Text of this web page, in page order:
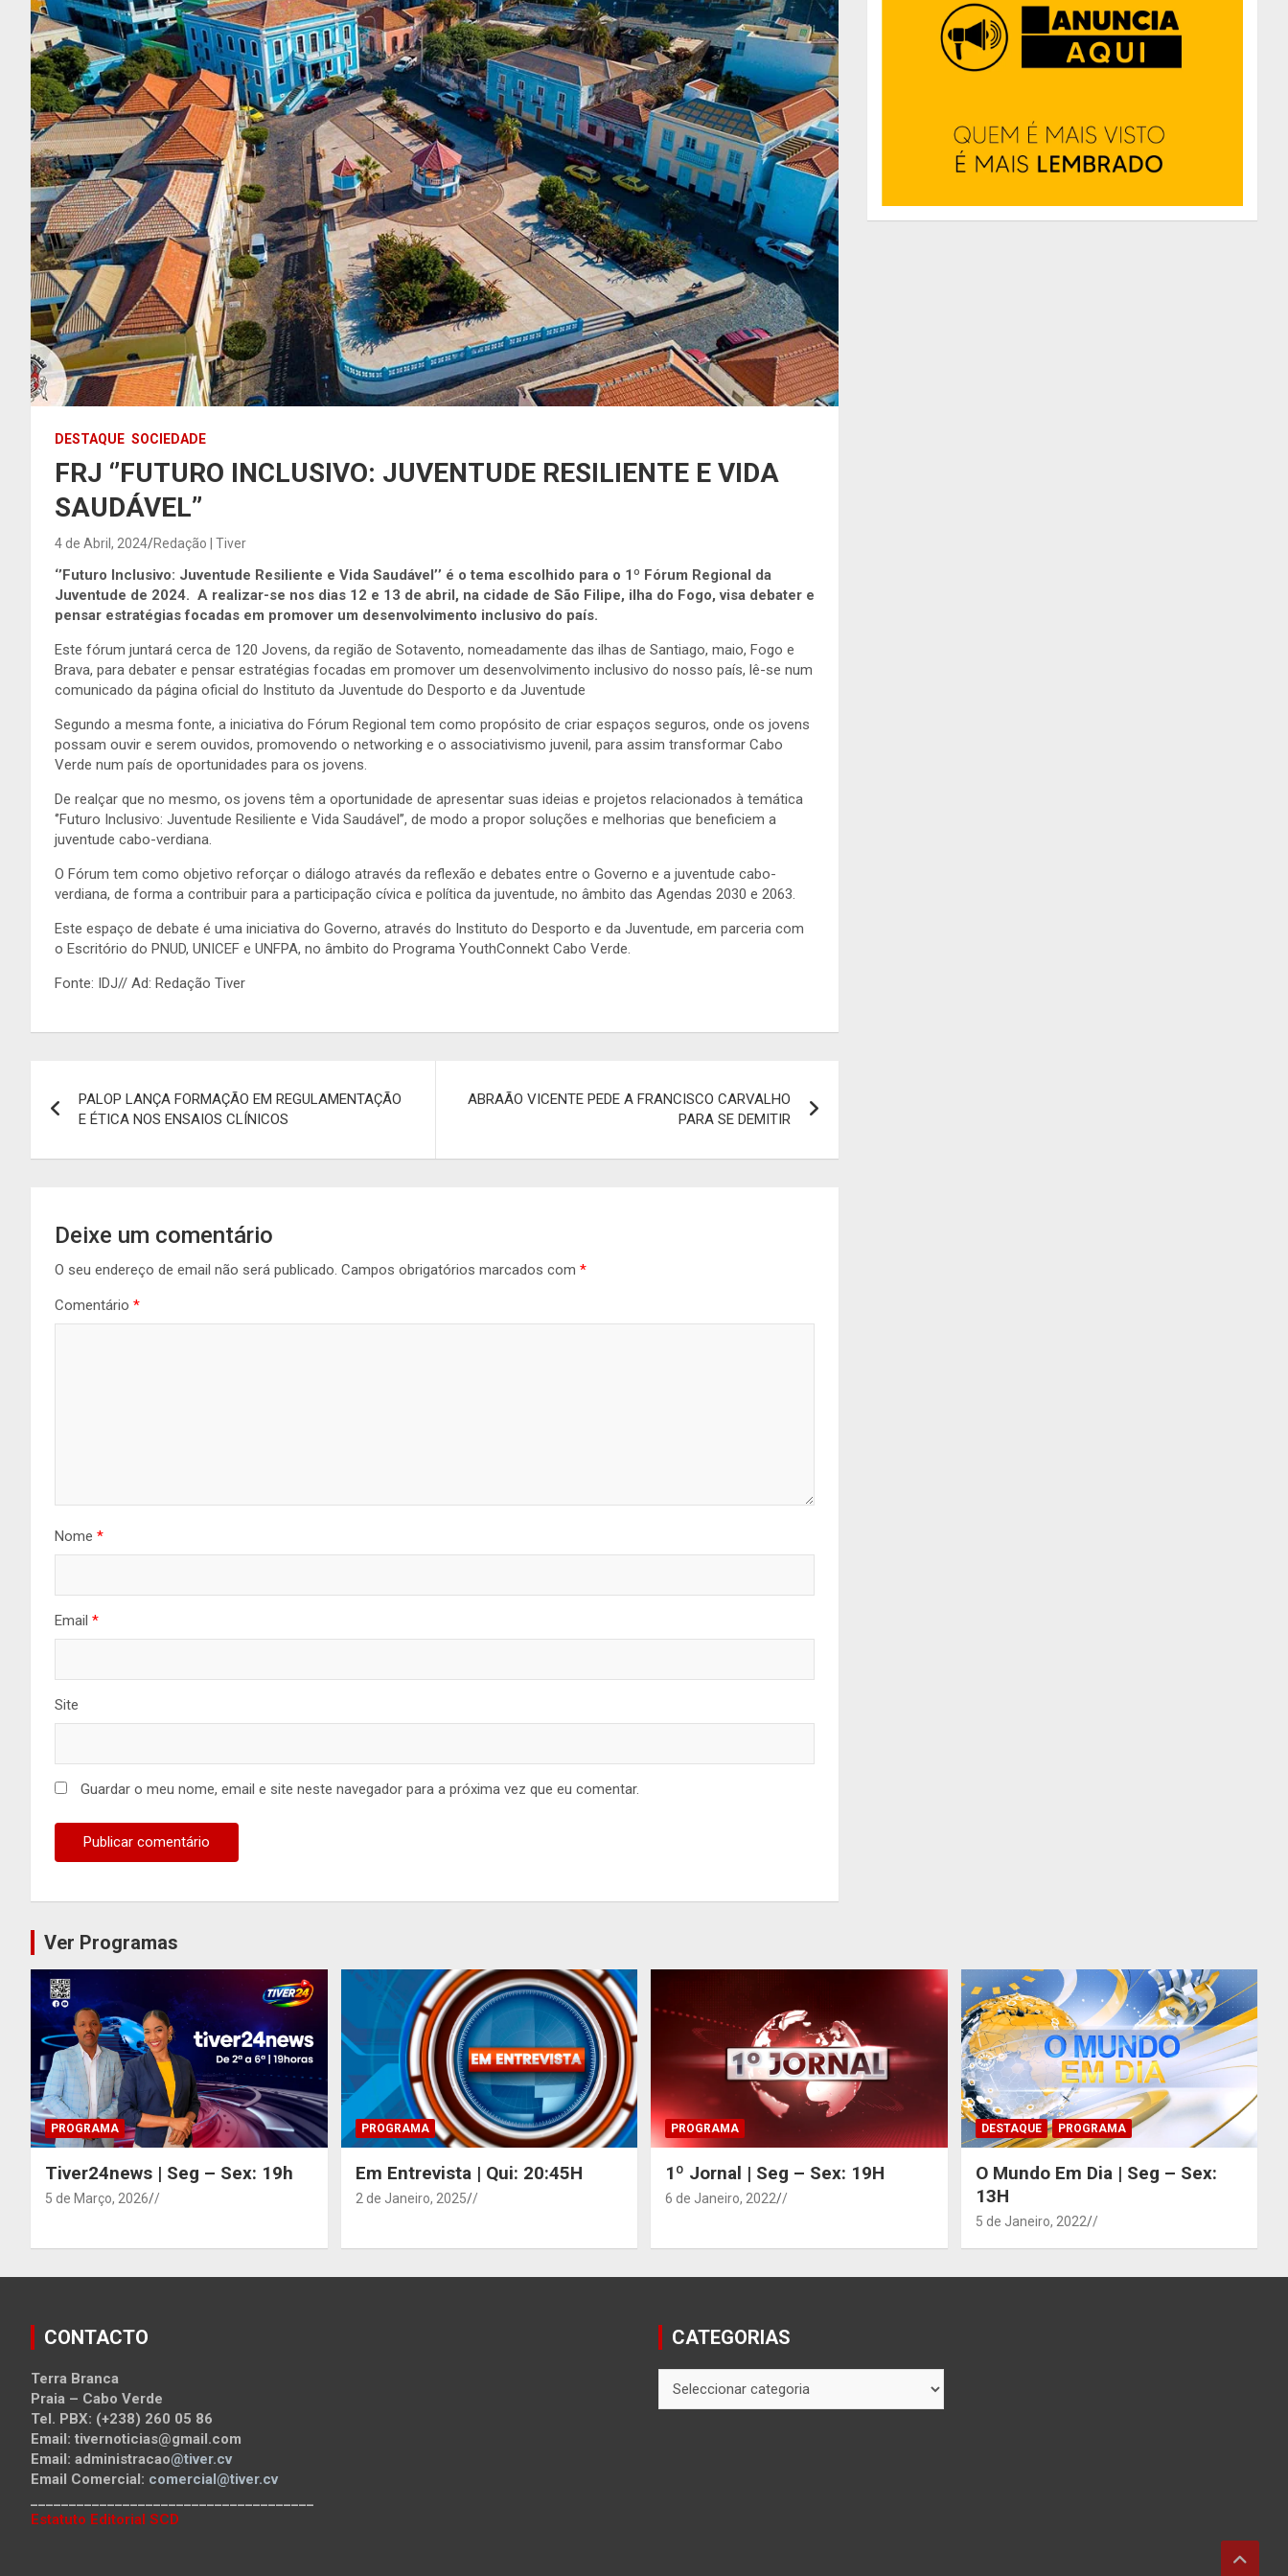
DESTAQUE SOCIEDADE
FRJ ‘’FUTURO INCLUSIVO: JUVENTUDE RESILIENTE E VIDA
SAUDÁVEL’’
4 de Abril, 2024 Redação | Tiver
‘’Futuro Inclusivo: Juventude Resiliente e Vida Saudável’’ é o tema escolhido para o 1º Fórum Regional da
Juventude de 2024. A realizar-se nos dias 12 e 13 de abril, na cidade de São Filipe, ilha do Fogo, visa debater e
pensar estratégias focadas em promover um desenvolvimento inclusivo do país.
Este fórum juntará cerca de 120 Jovens, da região de Sotavento, nomeadamente das ilhas de Santiago, maio, Fogo e
Brava, para debater e pensar estratégias focadas em promover um desenvolvimento inclusivo do nosso país, lê-se num
comunicado da página oficial do Instituto da Juventude do Desporto e da Juventude
Segundo a mesma fonte, a iniciativa do Fórum Regional tem como propósito de criar espaços seguros, onde os jovens
possam ouvir e serem ouvidos, promovendo o networking e o associativismo juvenil, para assim transformar Cabo
Verde num país de oportunidades para os jovens.
De realçar que no mesmo, os jovens têm a oportunidade de apresentar suas ideias e projetos relacionados à temática
‘’Futuro Inclusivo: Juventude Resiliente e Vida Saudável’’, de modo a propor soluções e melhorias que beneficiem a
juventude cabo-verdiana.
O Fórum tem como objetivo reforçar o diálogo através da reflexão e debates entre o Governo e a juventude cabo-
verdiana, de forma a contribuir para a participação cívica e política da juventude, no âmbito das Agendas 2030 e 2063.
Este espaço de debate é uma iniciativa do Governo, através do Instituto do Desporto e da Juventude, em parceria com
o Escritório do PNUD, UNICEF e UNFPA, no âmbito do Programa YouthConnekt Cabo Verde.
Fonte: IDJ// Ad: Redação Tiver
de
artigos
PALOP LANÇA FORMAÇÃO EM REGULAMENTAÇÃO
E ÉTICA NOS ENSAIOS CLÍNICOS
ABRAÃO VICENTE PEDE A FRANCISCO CARVALHO
PARA SE DEMITIR
Deixe um comentário
O seu endereço de email não será publicado. Campos obrigatórios marcados com *
Comentário *
Nome *
Email *
Site
Guardar o meu nome, email e site neste navegador para a próxima vez que eu comentar.
Ver Programas
PROGRAMA
Tiver24news | Seg – Sex: 19h
5 de Março, 2026 /
PROGRAMA
Em Entrevista | Qui: 20:45H
2 de Janeiro, 2025 /
PROGRAMA
1º Jornal | Seg – Sex: 19H
6 de Janeiro, 2022 /
DESTAQUE PROGRAMA
O Mundo Em Dia | Seg – Sex:
13H
5 de Janeiro, 2022 /
CONTACTO
Terra Branca
Praia – Cabo Verde
Tel. PBX: (+238) 260 05 86
Email: tivernoticias@gmail.com
Email: administracao@tiver.cv
Email Comercial: comercial@tiver.cv
Estatuto Editorial SCD
CATEGORIAS